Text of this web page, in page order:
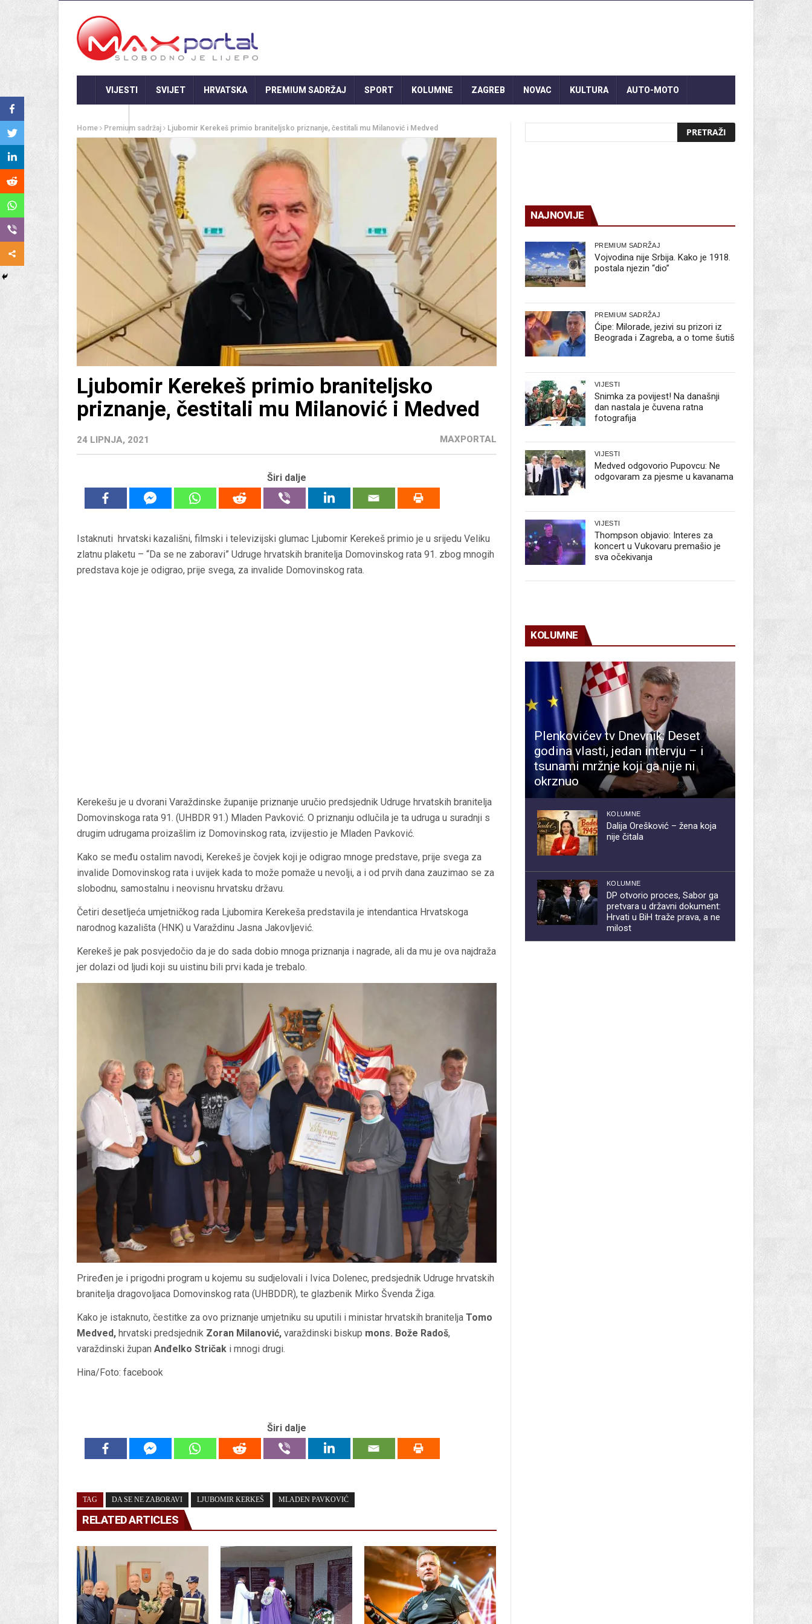
VIJESTI SVIJET HRVATSKA PREMIUM SADRŽAJ SPORT KOLUMNE ZAGREB NOVAC KULTURA AUTO-MOTO
Home Premium sadržaj Ljubomir Kerekeš primio braniteljsko priznanje, čestitali mu Milanović i Medved
Ljubomir Kerekeš primio braniteljsko
priznanje, čestitali mu Milanović i Medved
24 LIPNJA, 2021 MAXPORTAL
Širi dalje
Istaknuti hrvatski kazališni, filmski i televizijski glumac Ljubomir Kerekeš primio je u srijedu Veliku
zlatnu plaketu – “Da se ne zaboravi” Udruge hrvatskih branitelja Domovinskog rata 91. zbog mnogih
predstava koje je odigrao, prije svega, za invalide Domovinskog rata.
Kerekešu je u dvorani Varaždinske županije priznanje uručio predsjednik Udruge hrvatskih branitelja
Domovinskoga rata 91. (UHBDR 91.) Mladen Pavković. O priznanju odlučila je ta udruga u suradnji s
drugim udrugama proizašlim iz Domovinskog rata, izvijestio je Mladen Pavković.
Kako se među ostalim navodi, Kerekeš je čovjek koji je odigrao mnoge predstave, prije svega za
invalide Domovinskog rata i uvijek kada to može pomaže u nevolji, a i od prvih dana zauzimao se za
slobodnu, samostalnu i neovisnu hrvatsku državu.
Četiri desetljeća umjetničkog rada Ljubomira Kerekeša predstavila je intendantica Hrvatskoga
narodnog kazališta (HNK) u Varaždinu Jasna Jakovljević.
Kerekeš je pak posvjedočio da je do sada dobio mnoga priznanja i nagrade, ali da mu je ova najdraža
jer dolazi od ljudi koji su uistinu bili prvi kada je trebalo.
Priređen je i prigodni program u kojemu su sudjelovali i Ivica Dolenec, predsjednik Udruge hrvatskih
branitelja dragovoljaca Domovinskog rata (UHBDDR), te glazbenik Mirko Švenda Žiga.
Kako je istaknuto, čestitke za ovo priznanje umjetniku su uputili i ministar hrvatskih branitelja Tomo
Medved, hrvatski predsjednik Zoran Milanović, varaždinski biskup mons. Bože Radoš,
varaždinski župan Anđelko Stričak i mnogi drugi.
Hina/Foto: facebook
Širi dalje
TAG DA SE NE ZABORAVI LJUBOMIR KERKEŠ MLADEN PAVKOVIĆ
RELATED ARTICLES
NAJNOVIJE
PREMIUM SADRŽAJ
Vojvodina nije Srbija. Kako je 1918.
postala njezin “dio”
PREMIUM SADRŽAJ
Ćipe: Milorade, jezivi su prizori iz
Beograda i Zagreba, a o tome šutiš
VIJESTI
Snimka za povijest! Na današnji
dan nastala je čuvena ratna
fotografija
VIJESTI
Medved odgovorio Pupovcu: Ne
odgovaram za pjesme u kavanama
VIJESTI
Thompson objavio: Interes za
koncert u Vukovaru premašio je
sva očekivanja
KOLUMNE
Plenkovićev tv Dnevnik: Deset
godina vlasti, jedan intervju – i
tsunami mržnje koji ga nije ni
okrznuo
KOLUMNE
Dalija Orešković – žena koja
nije čitala
KOLUMNE
DP otvorio proces, Sabor ga
pretvara u državni dokument:
Hrvati u BiH traže prava, a ne
milost